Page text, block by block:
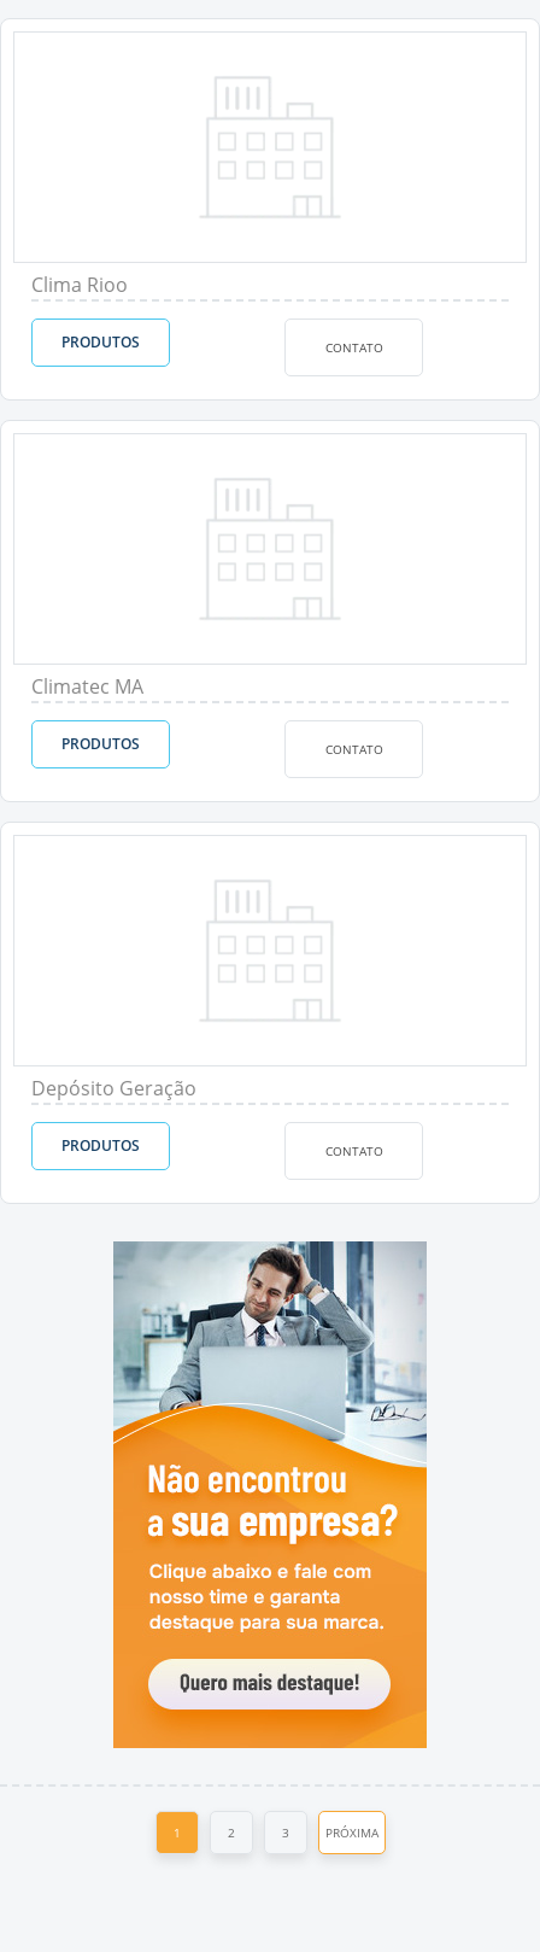
Clima Rioo
PRODUTOS CONTATO
Climatec MA
PRODUTOS CONTATO
Depósito Geração
PRODUTOS CONTATO
1 2 3 PRÓXIMA